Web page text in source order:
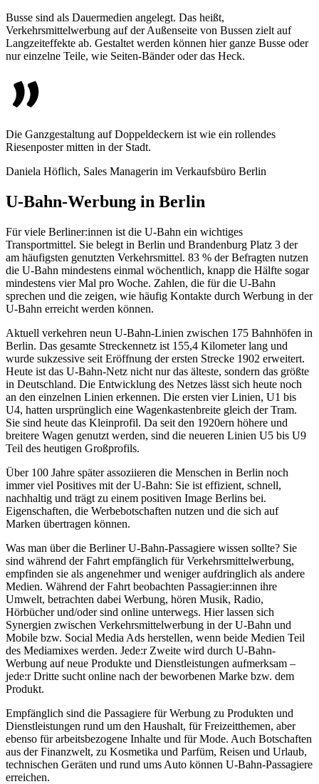
Busse sind als Dauermedien angelegt. Das heißt,
Verkehrsmittelwerbung auf der Außenseite von Bussen zielt auf
Langzeiteffekte ab. Gestaltet werden können hier ganze Busse oder
nur einzelne Teile, wie Seiten-Bänder oder das Heck.
Die Ganzgestaltung auf Doppeldeckern ist wie ein rollendes
Riesenposter mitten in der Stadt.
Daniela Höflich, Sales Managerin im Verkaufsbüro Berlin
U-Bahn-Werbung in Berlin
Für viele Berliner:innen ist die U-Bahn ein wichtiges
Transportmittel. Sie belegt in Berlin und Brandenburg Platz 3 der
am häufigsten genutzten Verkehrsmittel. 83 % der Befragten nutzen
die U-Bahn mindestens einmal wöchentlich, knapp die Hälfte sogar
mindestens vier Mal pro Woche. Zahlen, die für die U-Bahn
sprechen und die zeigen, wie häufig Kontakte durch Werbung in der
U-Bahn erreicht werden können.
Aktuell verkehren neun U-Bahn-Linien zwischen 175 Bahnhöfen in
Berlin. Das gesamte Streckennetz ist 155,4 Kilometer lang und
wurde sukzessive seit Eröffnung der ersten Strecke 1902 erweitert.
Heute ist das U-Bahn-Netz nicht nur das älteste, sondern das größte
in Deutschland. Die Entwicklung des Netzes lässt sich heute noch
an den einzelnen Linien erkennen. Die ersten vier Linien, U1 bis
U4, hatten ursprünglich eine Wagenkastenbreite gleich der Tram.
Sie sind heute das Kleinprofil. Da seit den 1920ern höhere und
breitere Wagen genutzt werden, sind die neueren Linien U5 bis U9
Teil des heutigen Großprofils.
Über 100 Jahre später assoziieren die Menschen in Berlin noch
immer viel Positives mit der U-Bahn: Sie ist effizient, schnell,
nachhaltig und trägt zu einem positiven Image Berlins bei.
Eigenschaften, die Werbebotschaften nutzen und die sich auf
Marken übertragen können.
Was man über die Berliner U-Bahn-Passagiere wissen sollte? Sie
sind während der Fahrt empfänglich für Verkehrsmittelwerbung,
empfinden sie als angenehmer und weniger aufdringlich als andere
Medien. Während der Fahrt beobachten Passagier:innen ihre
Umwelt, betrachten dabei Werbung, hören Musik, Radio,
Hörbücher und/oder sind online unterwegs. Hier lassen sich
Synergien zwischen Verkehrsmittelwerbung in der U-Bahn und
Mobile bzw. Social Media Ads herstellen, wenn beide Medien Teil
des Mediamixes werden. Jede:r Zweite wird durch U-Bahn-
Werbung auf neue Produkte und Dienstleistungen aufmerksam –
jede:r Dritte sucht online nach der beworbenen Marke bzw. dem
Produkt.
Empfänglich sind die Passagiere für Werbung zu Produkten und
Dienstleistungen rund um den Haushalt, für Freizeitthemen, aber
ebenso für arbeitsbezogene Inhalte und für Mode. Auch Botschaften
aus der Finanzwelt, zu Kosmetika und Parfüm, Reisen und Urlaub,
technischen Geräten und rund ums Auto können U-Bahn-Passagiere
erreichen.